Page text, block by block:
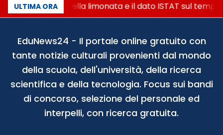
ULTIMA ORA
La denuncia della limonata e il dato ISTAT sul tempo
EduNews24 - Il portale online gratuito con
tante notizie culturali provenienti dal mondo
della scuola, dell'università, della ricerca
scientifica e della tecnologia. Focus sui bandi
di concorso, selezione del personale ed
interpelli, con ricerca gratuita.